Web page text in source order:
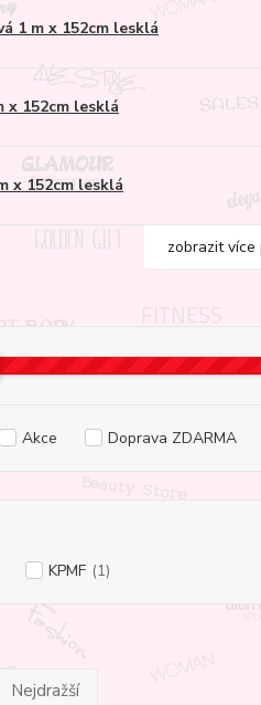
1 m x 152cm lesklá
x 152cm lesklá
x 152cm lesklá
zobrazit více
Akce Doprava ZDARMA
KPMF (1)
Nejdražší